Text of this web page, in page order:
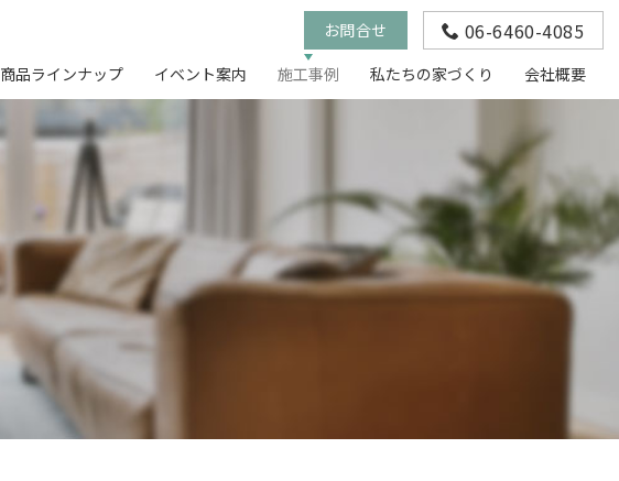
商品ラインナップ イベント案内 施工事例 私たちの家づくり 会社概要
お問合せ 06-6460-4085